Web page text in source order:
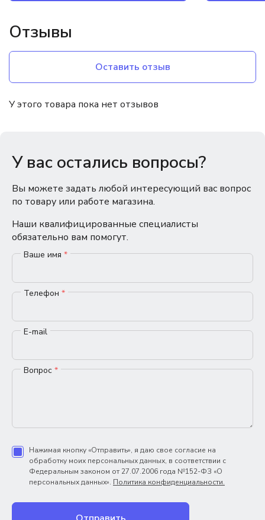
Отзывы
Оставить отзыв
У этого товара пока нет отзывов
У вас остались вопросы?
Вы можете задать любой интересующий вас вопрос
по товару или работе магазина.
Наши квалифицированные специалисты
обязательно вам помогут.
Ваше имя *
Телефон *
E-mail
Вопрос *
Нажимая кнопку «Отправить», я даю свое согласие на
обработку моих персональных данных, в соответствии с
Федеральным законом от 27.07.2006 года №152-ФЗ «О
персональных данных». Политика конфиденциальности.